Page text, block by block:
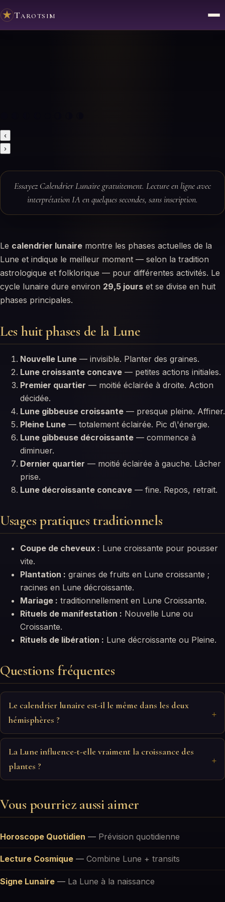
Tarotsim
‹
›
Essayez Calendrier Lunaire gratuitement. Lecture en ligne avec
interprétation IA en quelques secondes, sans inscription.
Le calendrier lunaire montre les phases actuelles de la
Lune et indique le meilleur moment — selon la tradition
astrologique et folklorique — pour différentes activités. Le
cycle lunaire dure environ 29,5 jours et se divise en huit
phases principales.
Les huit phases de la Lune
Nouvelle Lune — invisible. Planter des graines.
Lune croissante concave — petites actions initiales.
Premier quartier — moitié éclairée à droite. Action
décidée.
Lune gibbeuse croissante — presque pleine. Affiner.
Pleine Lune — totalement éclairée. Pic d\'énergie.
Lune gibbeuse décroissante — commence à
diminuer.
Dernier quartier — moitié éclairée à gauche. Lâcher
prise.
Lune décroissante concave — fine. Repos, retrait.
Usages pratiques traditionnels
Coupe de cheveux : Lune croissante pour pousser
vite.
Plantation : graines de fruits en Lune croissante ;
racines en Lune décroissante.
Mariage : traditionnellement en Lune Croissante.
Rituels de manifestation : Nouvelle Lune ou
Croissante.
Rituels de libération : Lune décroissante ou Pleine.
Questions fréquentes
Le calendrier lunaire est-il le même dans les deux
hémisphères ?
La Lune influence-t-elle vraiment la croissance des
plantes ?
Vous pourriez aussi aimer
Horoscope Quotidien — Prévision quotidienne
Lecture Cosmique — Combine Lune + transits
Signe Lunaire — La Lune à la naissance